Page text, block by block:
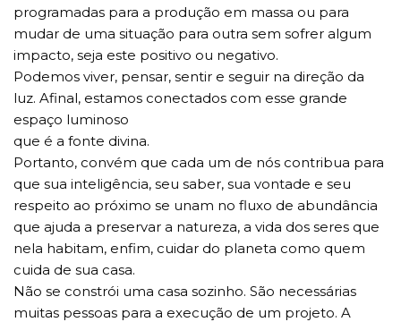
programadas para a produção em massa ou para
mudar de uma situação para outra sem sofrer algum
impacto, seja este positivo ou negativo.
Podemos viver, pensar, sentir e seguir na direção da
luz. Afinal, estamos conectados com esse grande
espaço luminoso
que é a fonte divina.
Portanto, convém que cada um de nós contribua para
que sua inteligência, seu saber, sua vontade e seu
respeito ao próximo se unam no fluxo de abundância
que ajuda a preservar a natureza, a vida dos seres que
nela habitam, enfim, cuidar do planeta como quem
cuida de sua casa.
Não se constrói uma casa sozinho. São necessárias
muitas pessoas para a execução de um projeto. A